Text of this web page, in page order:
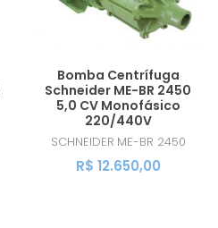
Bomba Centrífuga
Schneider ME-BR 2450
5,0 CV Monofásico
220/440V
SCHNEIDER ME-BR 2450
R$ 12.650,00